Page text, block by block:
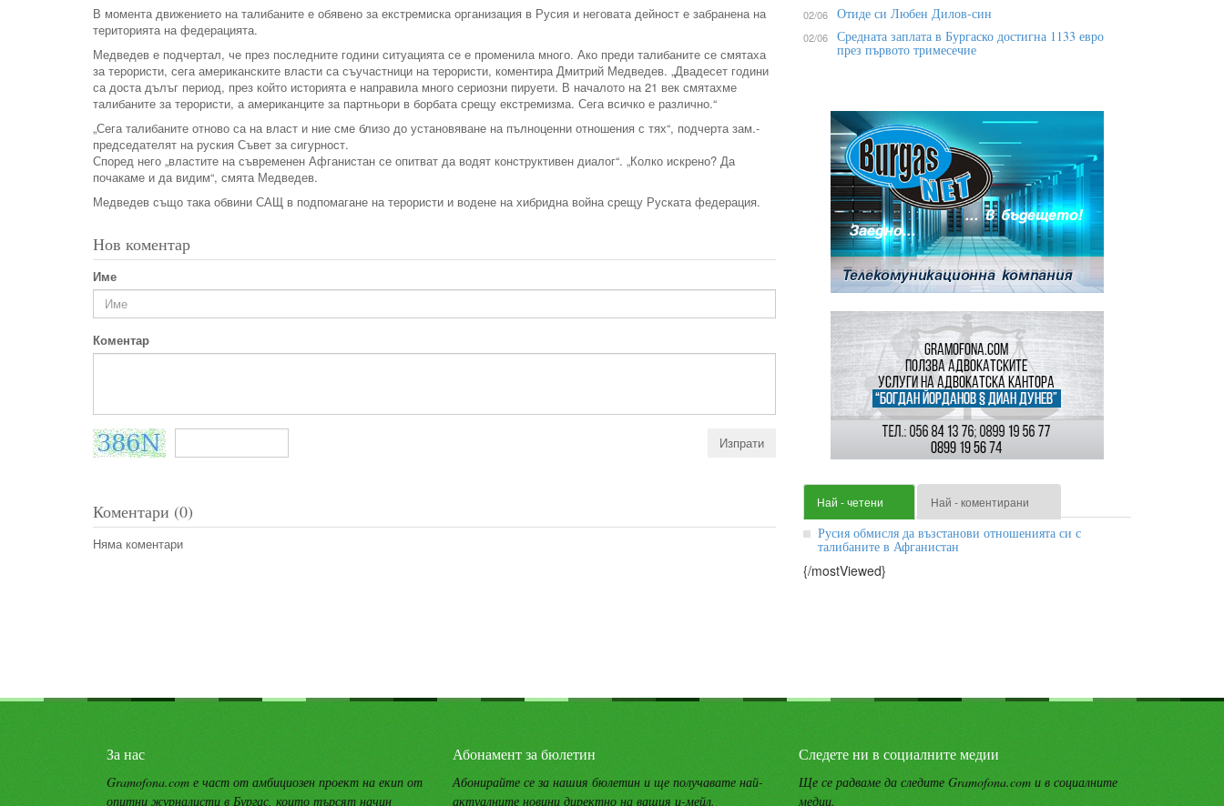
В момента движението на талибаните е обявено за екстремиска организация в Русия и неговата дейност е забранена на
територията на федерацията.
Медведев е подчертал, че през последните години ситуацията се е променила много. Ако преди талибаните се смятаха
за терористи, сега американските власти са съучастници на терористи, коментира Дмитрий Медведев. „Двадесет години
са доста дълъг период, през който историята е направила много сериозни пируети. В началото на 21 век смятахме
талибаните за терористи, а американците за партньори в борбата срещу екстремизма. Сега всичко е различно.“
„Сега талибаните отново са на власт и ние сме близо до установяване на пълноценни отношения с тях“, подчерта зам.-
председателят на руския Съвет за сигурност.
Според него „властите на съвременен Афганистан се опитват да водят конструктивен диалог“. „Колко искрено? Да
почакаме и да видим“, смята Медведев.
Медведев също така обвини САЩ в подпомагане на терористи и водене на хибридна война срещу Руската федерация.
Нов коментар
Име
Коментар
Коментари (0)
Няма коментари
02/06 Отиде си Любен Дилов-син
02/06 Средната заплата в Бургаско достигна 1133 евро
през първото тримесечие
Най - четени Най - коментирани
Русия обмисля да възстанови отношенията си с
талибаните в Афганистан
{/mostViewed}
За нас
Gramofona.com е част от амбициозен проект на екип от
опитни журналисти в Бургас, които търсят начин
Абонамент за бюлетин
Абонирайте се за нашия бюлетин и ще получавате най-
актуалните новини директно на вашия и-мейл.
Следете ни в социалните медии
Ще се радваме да следите Gramofona.com и в социалните
медии.